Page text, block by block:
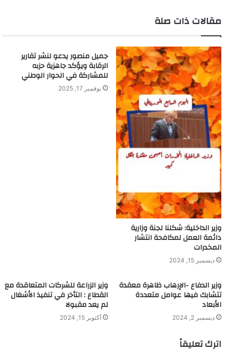
مقالات ذات صلة
وزير الداخلية: شكلنا لجنة وزارية
دائمة العمل لمكافحة انتشار
المخدرات
ديسمبر 15, 2024
جميل منصور يدعو لنشر تقارير
الرقابة ويؤكد جاهزية حزبه
للمشاركة في الحوار الوطني
نوفمبر 17, 2025
وزير الدفاع -الإرهاب ظاهرة معقدة
تتشابك فيها عوامل متعددة
الأبعاد
ديسمبر 2, 2024
وزير الزراعة للشركات المتعاقدة مع
القطاع : التأخر في تنفيذ الأشغال
لم يعد مقبولا
أكتوبر 15, 2024
اترك تعليقاً